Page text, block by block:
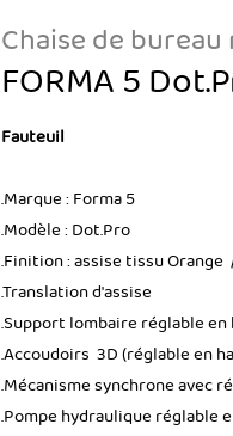
Chaise de
FORMA 5
Fauteuil
.Marque : Forma 5
.Modèle : Dot.Pro
.Finition : assise tissu
.Translation d'assise
.Support lombaire réglable
.Accoudoirs 3D (réglable en
.Mécanisme synchrone avec
.Pompe hydraulique réglable